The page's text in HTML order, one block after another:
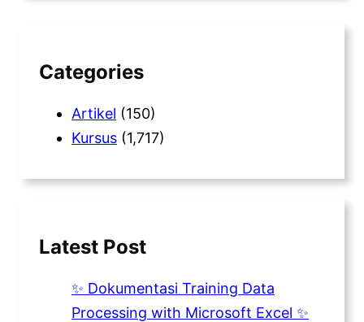
Categories
Artikel (150)
Kursus (1,717)
Latest Post
✨ Dokumentasi Training Data
Processing with Microsoft Excel ✨